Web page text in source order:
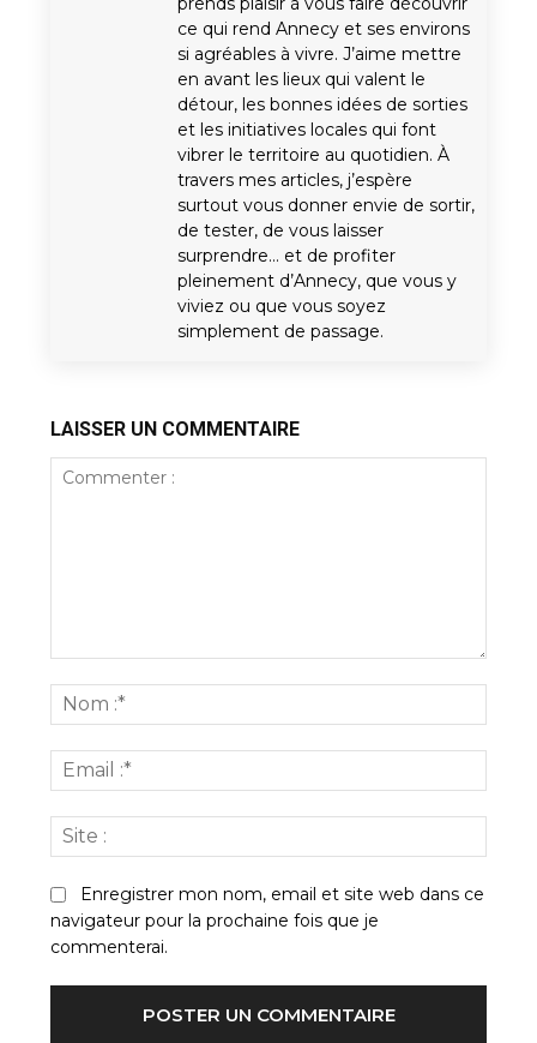
ce qui rend Annecy et ses environs
si agréables à vivre. J’aime mettre
en avant les lieux qui valent le
détour, les bonnes idées de sorties
et les initiatives locales qui font
vibrer le territoire au quotidien. À
travers mes articles, j’espère
surtout vous donner envie de sortir,
de tester, de vous laisser
surprendre… et de profiter
pleinement d’Annecy, que vous y
viviez ou que vous soyez
simplement de passage.
LAISSER UN COMMENTAIRE
Enregistrer mon nom, email et site web dans ce
navigateur pour la prochaine fois que je
commenterai.